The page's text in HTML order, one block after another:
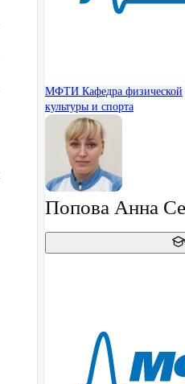
МФТИ Кафедра физической
культуры и спорта
Попова Анна